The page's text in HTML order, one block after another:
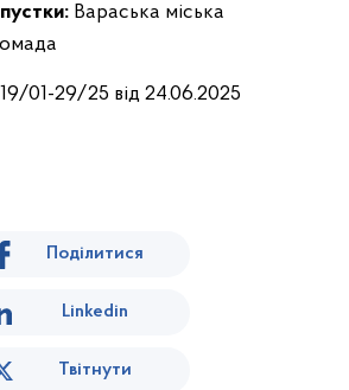
Вараська міська
01-29/25 від 24.06.2025
Поділитися
Linkedin
Твітнути